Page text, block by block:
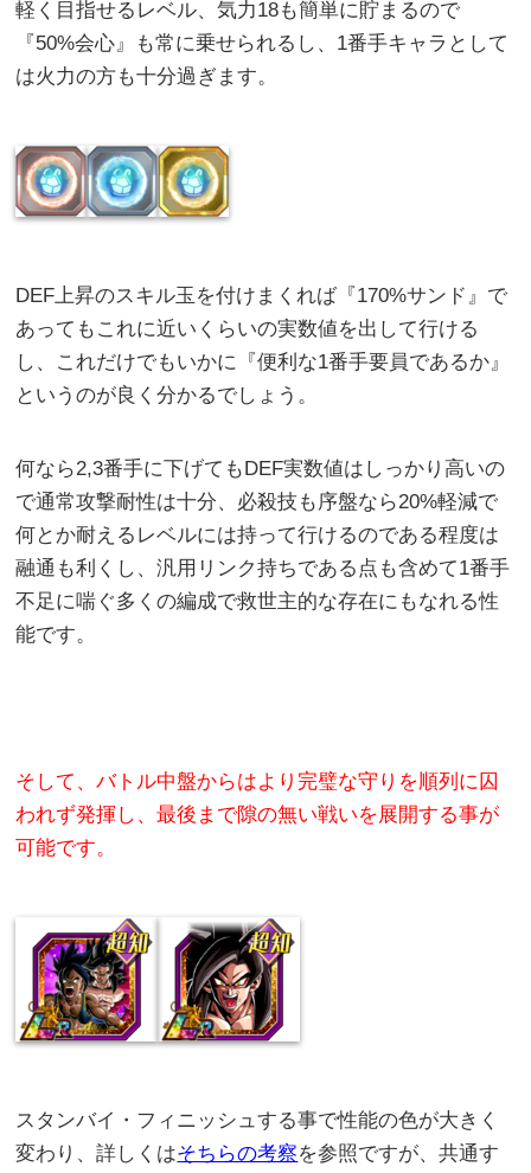
軽く目指せるレベル、気力18も簡単に貯まるので
『50%会心』も常に乗せられるし、1番手キャラとして
は火力の方も十分過ぎます。
DEF上昇のスキル玉を付けまくれば『170%サンド』で
あってもこれに近いくらいの実数値を出して行ける
し、これだけでもいかに『便利な1番手要員であるか』
というのが良く分かるでしょう。
何なら2,3番手に下げてもDEF実数値はしっかり高いの
で通常攻撃耐性は十分、必殺技も序盤なら20%軽減で
何とか耐えるレベルには持って行けるのである程度は
融通も利くし、汎用リンク持ちである点も含めて1番手
不足に喘ぐ多くの編成で救世主的な存在にもなれる性
能です。
そして、バトル中盤からはより完璧な守りを順列に囚
われず発揮し、最後まで隙の無い戦いを展開する事が
可能です。
スタンバイ・フィニッシュする事で性能の色が大きく
変わり、詳しくはそちらの考察を参照ですが、共通す